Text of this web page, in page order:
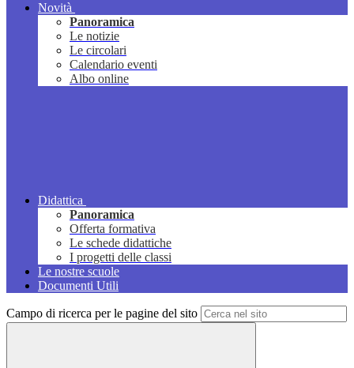
Novità
Panoramica
Le notizie
Le circolari
Calendario eventi
Albo online
Didattica
Panoramica
Offerta formativa
Le schede didattiche
I progetti delle classi
Le nostre scuole
Documenti Utili
Campo di ricerca per le pagine del sito